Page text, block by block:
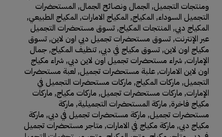
ومنتجات التجميل, الجمال ونصائح الجمال, المستحضرات
التجميل السوداء, المكياج, المكياج الامارات, المكياج الطبيعي,
المكياج دبي, المنتجات المكياج,تسوق مستحضرات التجميل
عبر الإنترنت,تسوق مستحضرات تجميل دبي اون لاين,تسوق
مكياج اون لاين,تسوق مكياج في دبي,تنظيف المكياج,جمال
الإمارات, شراء مستحضرات تجميل اون لاين دبي, شراء مكياج
اون لاين الامارات,علبة مستحضرات تجميل, لعبة مستحضرات
التجميل, ماركات المكياج, ماركات مستحضرات التجميل في
الإمارات, ماركات مستحضرات تجميل, ماركات مكياج, ماركات
مكياج فاخرة, ماركة المستحضرات التجميلية, ماركة
مستحضرات تجميل, ماركة مستحضرات تجميل في دبي, ماركة
مكياج دبي, ماركة مكياج في الامارات, متاجر مستحضرات تجميل